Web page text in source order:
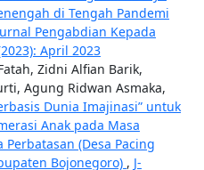
di Tengah Pandemi
Pengabdian Kepada
April 2023
Zidni Alfian Barik,
Agung Ridwan Asmaka,
Dunia Imajinasi” untuk
Anak pada Masa
Perbatasan (Desa Pacing
Bojonegoro) , J-